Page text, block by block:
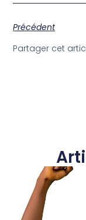
Précédent
Partager cet